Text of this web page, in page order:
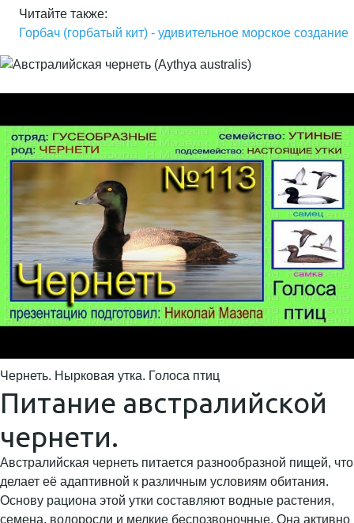
Читайте также:
Горбач (горбатый кит) - удивительное морское создание
Чернеть. Нырковая утка. Голоса птиц
Питание австралийской
чернети.
Австралийская чернеть питается разнообразной пищей, что
делает её адаптивной к различным условиям обитания.
Основу рациона этой утки составляют водные растения,
семена, водоросли и мелкие беспозвоночные. Она активно